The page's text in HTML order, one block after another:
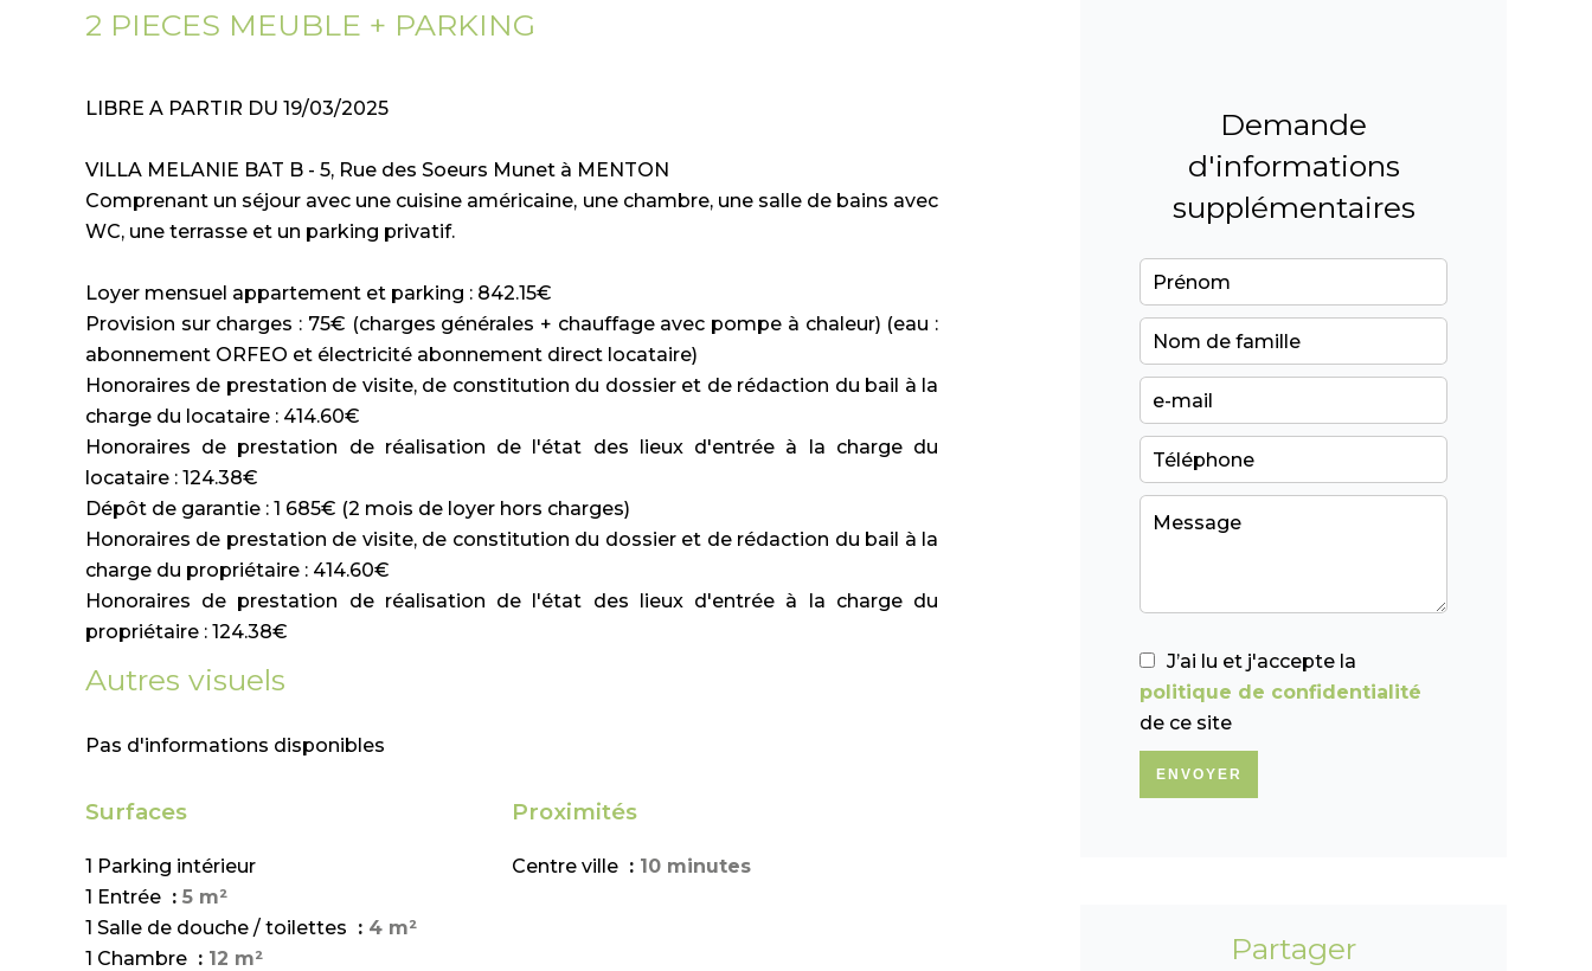
2 PIECES MEUBLE + PARKING
LIBRE A PARTIR DU 19/03/2025
VILLA MELANIE BAT B - 5, Rue des Soeurs Munet à MENTON
Comprenant un séjour avec une cuisine américaine, une chambre, une salle de bains avec
WC, une terrasse et un parking privatif.
Loyer mensuel appartement et parking : 842.15€
Provision sur charges : 75€ (charges générales + chauffage avec pompe à chaleur) (eau :
abonnement ORFEO et électricité abonnement direct locataire)
Honoraires de prestation de visite, de constitution du dossier et de rédaction du bail à la
charge du locataire : 414.60€
Honoraires de prestation de réalisation de l'état des lieux d'entrée à la charge du
locataire : 124.38€
Dépôt de garantie : 1 685€ (2 mois de loyer hors charges)
Honoraires de prestation de visite, de constitution du dossier et de rédaction du bail à la
charge du propriétaire : 414.60€
Honoraires de prestation de réalisation de l'état des lieux d'entrée à la charge du
propriétaire : 124.38€
Autres visuels
Pas d'informations disponibles
Surfaces
1 Parking intérieur
1 Entrée
5 m²
1 Salle de douche / toilettes
4 m²
1 Chambre
12 m²
Proximités
Centre ville 10 minutes
Demande
d'informations
supplémentaires
J’ai lu et j'accepte la
politique de confidentialité
de ce site
ENVOYER
Partager